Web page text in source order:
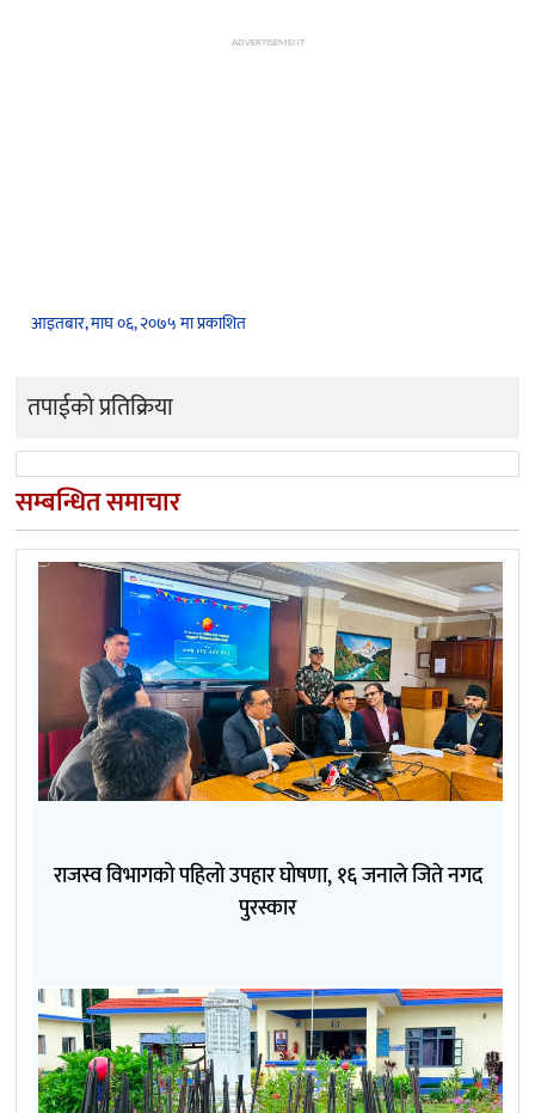
ADVERTISEMENT
आइतबार, माघ ०६, २०७५ मा प्रकाशित
तपाईको प्रतिक्रिया
सम्बन्धित समाचार
राजस्व विभागको पहिलो उपहार घोषणा, १६ जनाले जिते नगद
पुरस्कार